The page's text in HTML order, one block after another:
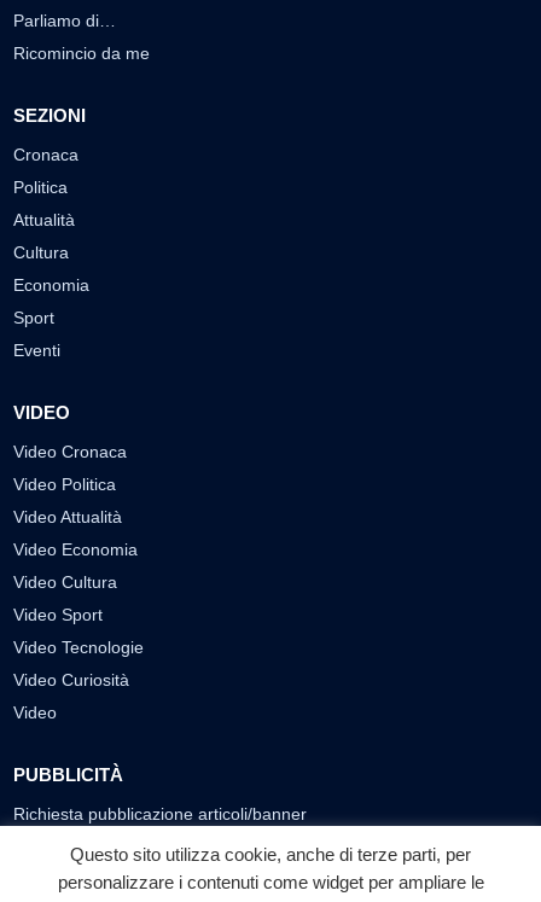
Parliamo di…
Ricomincio da me
SEZIONI
Cronaca
Politica
Attualità
Cultura
Economia
Sport
Eventi
VIDEO
Video Cronaca
Video Politica
Video Attualità
Video Economia
Video Cultura
Video Sport
Video Tecnologie
Video Curiosità
Video
PUBBLICITÀ
Richiesta pubblicazione articoli/banner
SEGUICI SUI SOCIAL
Questo sito utilizza cookie, anche di terze parti, per
personalizzare i contenuti come widget per ampliare le